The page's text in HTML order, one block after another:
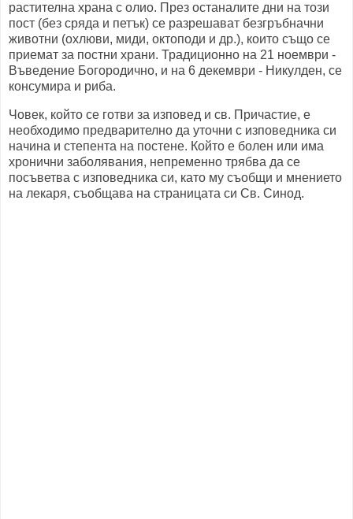
растителна храна с олио. През останалите дни на този
пост (без сряда и петък) се разрешават безгръбначни
животни (охлюви, миди, октоподи и др.), които също се
приемат за постни храни. Традиционно на 21 ноември -
Въведение Богородично, и на 6 декември - Никулден, се
консумира и риба.
Човек, който се готви за изповед и св. Причастие, е
необходимо предварително да уточни с изповедника си
начина и степента на постене. Който е болен или има
хронични заболявания, непременно трябва да се
посъветва с изповедника си, като му съобщи и мнението
на лекаря, съобщава на страницата си Св. Синод.